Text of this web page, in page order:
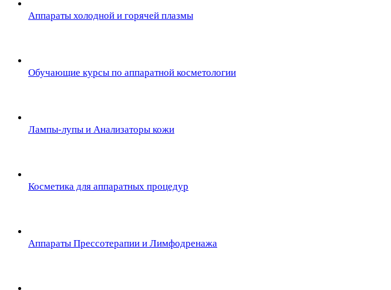
Аппараты холодной и горячей плазмы
Обучающие курсы по аппаратной косметологии
Лампы-лупы и Анализаторы кожи
Косметика для аппаратных процедур
Аппараты Прессотерапии и Лимфодренажа